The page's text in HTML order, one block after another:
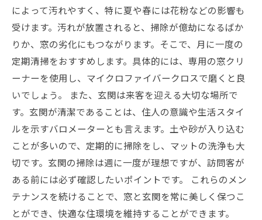
によって汚れやすく、特に夏や春には花粉などの影響も
受けます。汚れが放置されると、掃除が億劫になるばか
りか、窓の劣化にもつながります。そこで、月に一度の
定期清掃をおすすめします。具体的には、専用の窓クリ
ーナーを使用し、マイクロファイバークロスで磨くと良
いでしょう。 また、玄関は来客を迎える大切な場所で
す。玄関が清潔であることは、住人の意識や生活スタイ
ルを示すバロメーターとも言えます。土や砂が入り込む
ことが多いので、定期的に掃除をし、マットの洗浄も大
切です。玄関の掃除は週に一度が理想ですが、訪問客が
ある前には必ず確認したいポイントです。 これらのメン
テナンスを続けることで、窓と玄関を常に美しく保つこ
とができ、快適な住環境を維持することができます。